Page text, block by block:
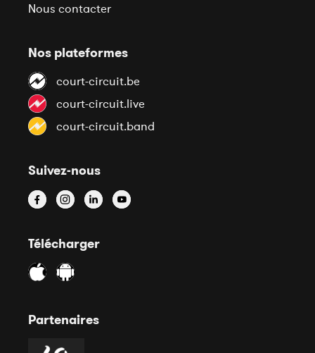
Nous contacter
Nos plateformes
court-circuit.be
court-circuit.live
court-circuit.band
Suivez-nous
Télécharger
Partenaires